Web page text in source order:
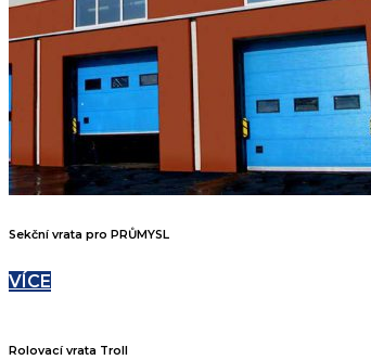
Sekční vrata pro PRŮMYSL
VÍCE
Rolovací vrata Troll